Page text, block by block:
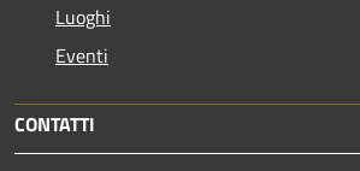
Luoghi
Eventi
CONTATTI